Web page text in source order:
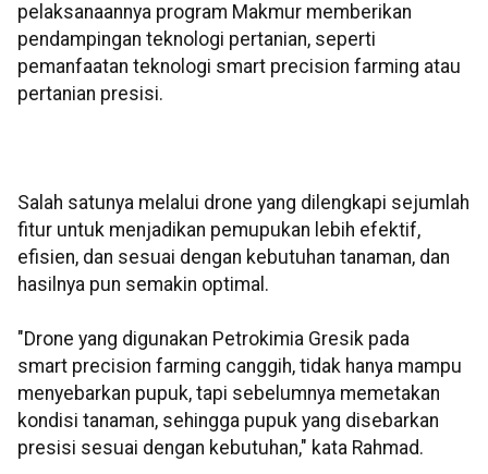
pelaksanaannya program Makmur memberikan
pendampingan teknologi pertanian, seperti
pemanfaatan teknologi smart precision farming atau
pertanian presisi.
Salah satunya melalui drone yang dilengkapi sejumlah
fitur untuk menjadikan pemupukan lebih efektif,
efisien, dan sesuai dengan kebutuhan tanaman, dan
hasilnya pun semakin optimal.
"Drone yang digunakan Petrokimia Gresik pada
smart precision farming canggih, tidak hanya mampu
menyebarkan pupuk, tapi sebelumnya memetakan
kondisi tanaman, sehingga pupuk yang disebarkan
presisi sesuai dengan kebutuhan," kata Rahmad.